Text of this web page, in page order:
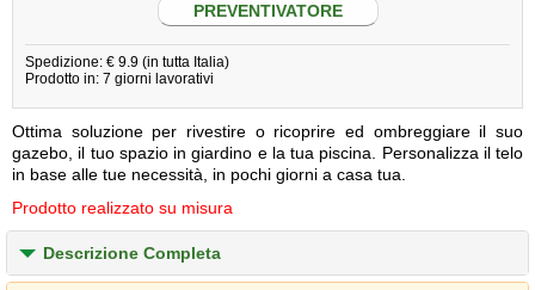
PREVENTIVATORE
Spedizione: € 9.9 (in tutta Italia)
Prodotto in: 7 giorni lavorativi
Ottima soluzione per rivestire o ricoprire ed ombreggiare il suo
gazebo, il tuo spazio in giardino e la tua piscina. Personalizza il telo
in base alle tue necessità, in pochi giorni a casa tua.
Prodotto realizzato su misura
Descrizione Completa